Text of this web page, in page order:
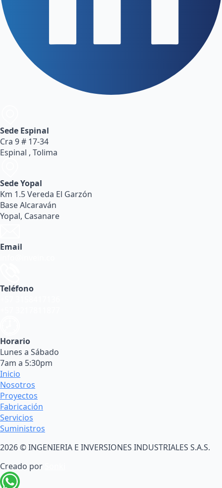
Sede Espinal
Cra 9 # 17-34
Espinal , Tolima
Sede Yopal
Km 1.5 Vereda El Garzón
Base Alcaraván
Yopal, Casanare
Email
Teléfono
Horario
Lunes a Sábado
7am a 5:30pm
Inicio
Nosotros
Proyectos
Fabricación
Servicios
Suministros
2026 © INGENIERIA E INVERSIONES INDUSTRIALES S.A.S.
Creado por